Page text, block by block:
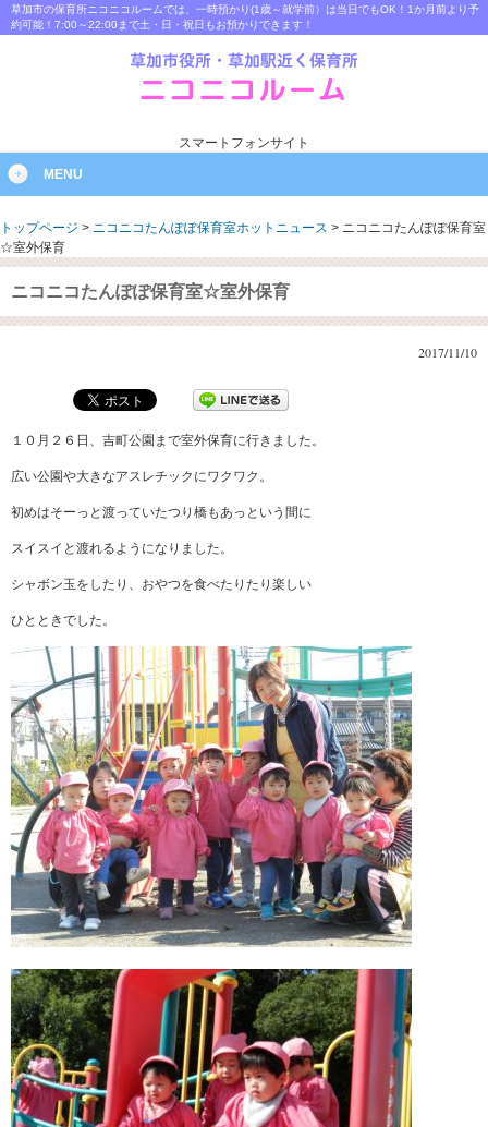
草加市の保育所ニコニコルームでは、一時預かり(1歳～就学前）は当日でもOK！1か月前より予
約可能！7:00～22:00まで土・日・祝日もお預かりできます！
スマートフォンサイト
MENU
トップページ > ニコニコたんぽぽ保育室ホットニュース > ニコニコたんぽぽ保育室
☆室外保育
ニコニコたんぽぽ保育室☆室外保育
2017/11/10
１０月２６日、吉町公園まで室外保育に行きました。
広い公園や大きなアスレチックにワクワク。
初めはそーっと渡っていたつり橋もあっという間に
スイスイと渡れるようになりました。
シャボン玉をしたり、おやつを食べたりたり楽しい
ひとときでした。